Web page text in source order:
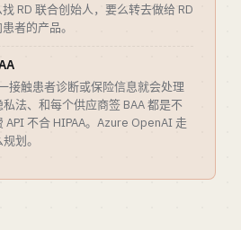
RD 联合创始人，要么转去做给 RD
者的产品。
接触患者诊断或保险信息就会处理
法、和每个供应商签 BAA 都是不
API 不合 HIPAA。Azure OpenAI 走
划。